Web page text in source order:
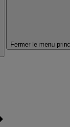
Fermer le menu